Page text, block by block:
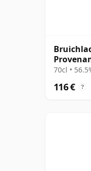
Wine
70cl •
116 € ?